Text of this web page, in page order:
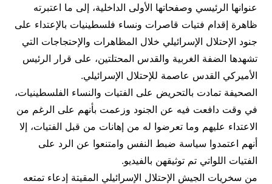
عنوانها الرئيسي وصفحاتها الأولى الداخلية، إلى ما اعتبرته
ظاهرة إقدام فتيات قاصرات ونساء فلسطينيات بالإعتداء على
جنود الإحتلال الإسرائيلي خلال المظاهرات والإحتجاجات التي
تشهدها الضفة الغربية والقدس المحتلتين، على قرار الرئيس
الأميركي القدس عاصمة للإحتلال الإسرائيلي.
الصحيفة تمادت بالتحريض على الفتيات والنساء الفلسطينيات،
في وقت دافعت فيه عن الجنود وزعمت بأنهم على الرغم من
الاعتداء عليهم وما تعرضوا له من إهانات من قبل الفتيات، إلا
أنهم اعتمدوا سياسة ضبط النفس وامتنعوا عن الرد على
الفتيات اللواتي تم توثيقهن بالفيديو.
من سخريات الجيش الإحتلال الإسرائيلي المقيتة إدعاء تمتعه